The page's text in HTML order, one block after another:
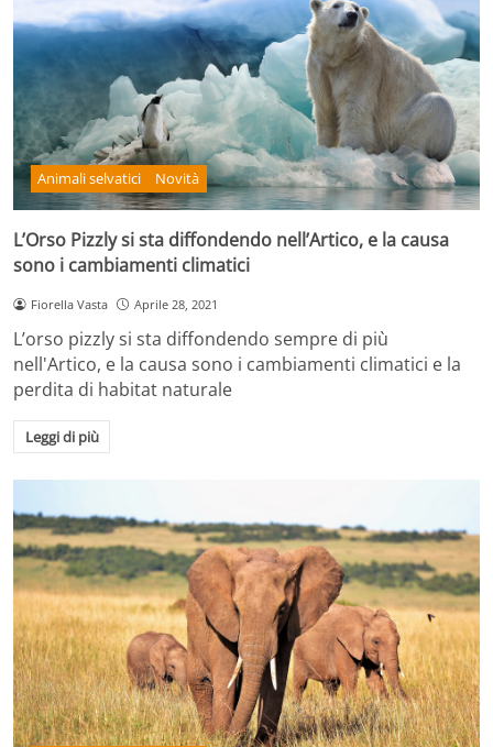
Animali selvatici Novità
L’Orso Pizzly si sta diffondendo nell’Artico, e la causa
sono i cambiamenti climatici
Fiorella Vasta Aprile 28, 2021
L’orso pizzly si sta diffondendo sempre di più
nell'Artico, e la causa sono i cambiamenti climatici e la
perdita di habitat naturale
Leggi di più